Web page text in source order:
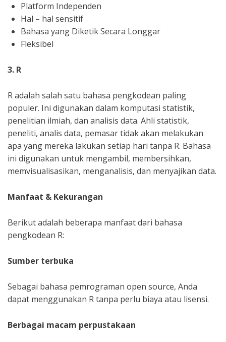
Platform Independen
Hal – hal sensitif
Bahasa yang Diketik Secara Longgar
Fleksibel
3. R
R adalah salah satu bahasa pengkodean paling
populer. Ini digunakan dalam komputasi statistik,
penelitian ilmiah, dan analisis data. Ahli statistik,
peneliti, analis data, pemasar tidak akan melakukan
apa yang mereka lakukan setiap hari tanpa R. Bahasa
ini digunakan untuk mengambil, membersihkan,
memvisualisasikan, menganalisis, dan menyajikan data.
Manfaat & Kekurangan
Berikut adalah beberapa manfaat dari bahasa
pengkodean R:
Sumber terbuka
Sebagai bahasa pemrograman open source, Anda
dapat menggunakan R tanpa perlu biaya atau lisensi.
Berbagai macam perpustakaan